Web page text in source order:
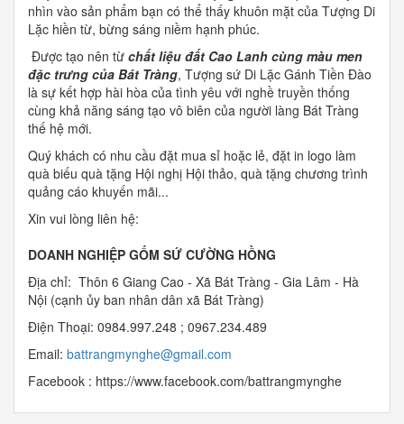
nhìn vào sản phẩm bạn có thể thấy khuôn mặt của Tượng Di
Lặc hiền từ, bừng sáng niềm hạnh phúc.
Được tạo nên từ chất liệu đất Cao Lanh cùng màu men
đặc trưng của Bát Tràng, Tượng sứ Di Lặc Gánh Tiền Đào
là sự kết hợp hài hòa của tình yêu với nghề truyền thống
cùng khả năng sáng tạo vô biên của người làng Bát Tràng
thế hệ mới.
Quý khách có nhu cầu đặt mua sỉ hoặc lẻ, đặt in logo làm
quà biếu quà tặng Hội nghị Hội thảo, quà tặng chương trình
quảng cáo khuyến mãi...
Xin vui lòng liên hệ:
DOANH NGHIỆP GỐM SỨ CƯỜNG HỒNG
Địa chỉ: Thôn 6 Giang Cao - Xã Bát Tràng - Gia Lâm - Hà
Nội (cạnh ủy ban nhân dân xã Bát Tràng)
Điện Thoại: 0984.997.248 ; 0967.234.489
Email: battrangmynghe@gmail.com
Facebook : https://www.facebook.com/battrangmynghe